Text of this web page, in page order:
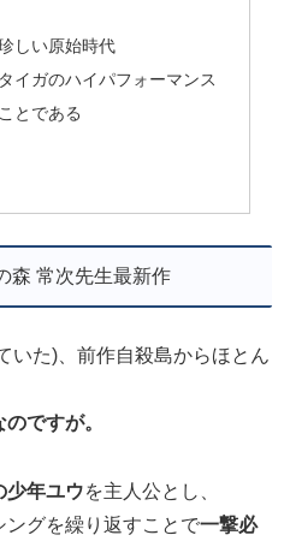
しい原始時代
イガのハイパフォーマンス
とである
森 常次先生最新作
いた)、前作自殺島からほとん
ですが。
少年ユウを主人公とし、
グを繰り返すことで一撃必